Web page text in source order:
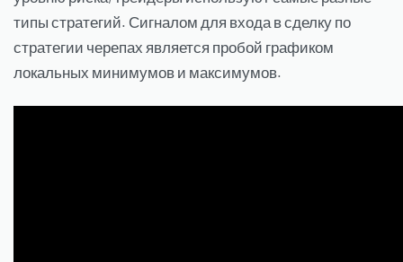
типы стратегий. Сигналом для входа в сделку по
стратегии черепах является пробой графиком
локальных минимумов и максимумов.